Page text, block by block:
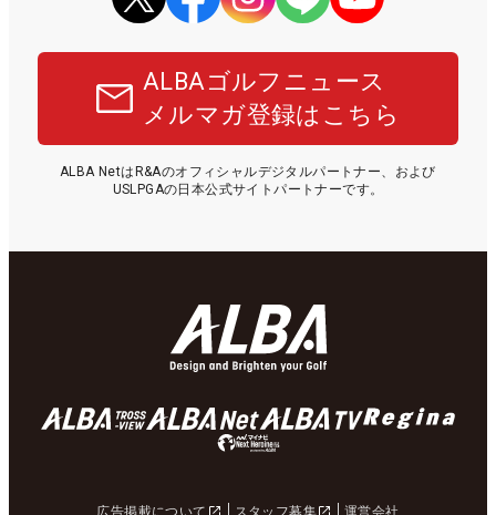
ALBAゴルフニュース
メルマガ登録はこちら
ALBA NetはR&Aのオフィシャルデジタルパートナー、および
USLPGAの日本公式サイトパートナーです。
広告掲載について スタッフ募集 運営会社